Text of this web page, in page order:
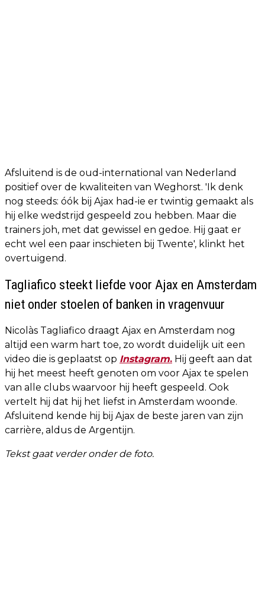
Afsluitend is de oud-international van Nederland
positief over de kwaliteiten van Weghorst. 'Ik denk
nog steeds: óók bij Ajax had-ie er twintig gemaakt als
hij elke wedstrijd gespeeld zou hebben. Maar die
trainers joh, met dat gewissel en gedoe. Hij gaat er
echt wel een paar inschieten bij Twente', klinkt het
overtuigend.
Tagliafico steekt liefde voor Ajax en Amsterdam
niet onder stoelen of banken in vragenvuur
Nicolàs Tagliafico draagt Ajax en Amsterdam nog
altijd een warm hart toe, zo wordt duidelijk uit een
video die is geplaatst op Instagram. Hij geeft aan dat
hij het meest heeft genoten om voor Ajax te spelen
van alle clubs waarvoor hij heeft gespeeld. Ook
vertelt hij dat hij het liefst in Amsterdam woonde.
Afsluitend kende hij bij Ajax de beste jaren van zijn
carrière, aldus de Argentijn.
Tekst gaat verder onder de foto.